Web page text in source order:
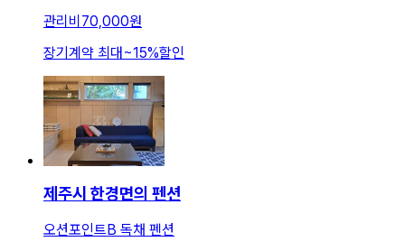
관리비 70,000원
장기계약 최대 ~15%할인
제주시 한경면의 펜션
오션포인트B 독채 펜션